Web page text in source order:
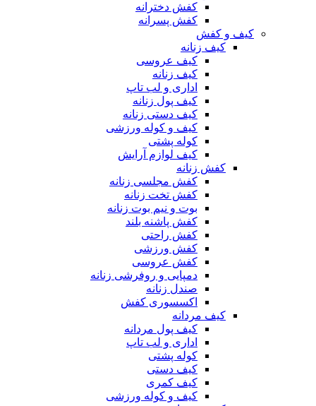
کفش دخترانه
کفش پسرانه
کیف و کفش
کیف زنانه
کیف عروسی
کیف زنانه
اداری و لب تاپ
کیف پول زنانه
کیف دستی زنانه
کیف و کوله ورزشی
کوله پشتی
کیف لوازم آرایش
کفش زنانه
کفش مجلسی زنانه
کفش تخت زنانه
بوت و نیم بوت زنانه
کفش پاشنه بلند
کفش راحتی
کفش ورزشی
کفش عروسی
دمپایی و روفرشی زنانه
صندل زنانه
اکسسوری کفش
کیف مردانه
کیف پول مردانه
اداری و لب تاپ
کوله پشتی
کیف دستی
کیف کمری
کیف و کوله ورزشی